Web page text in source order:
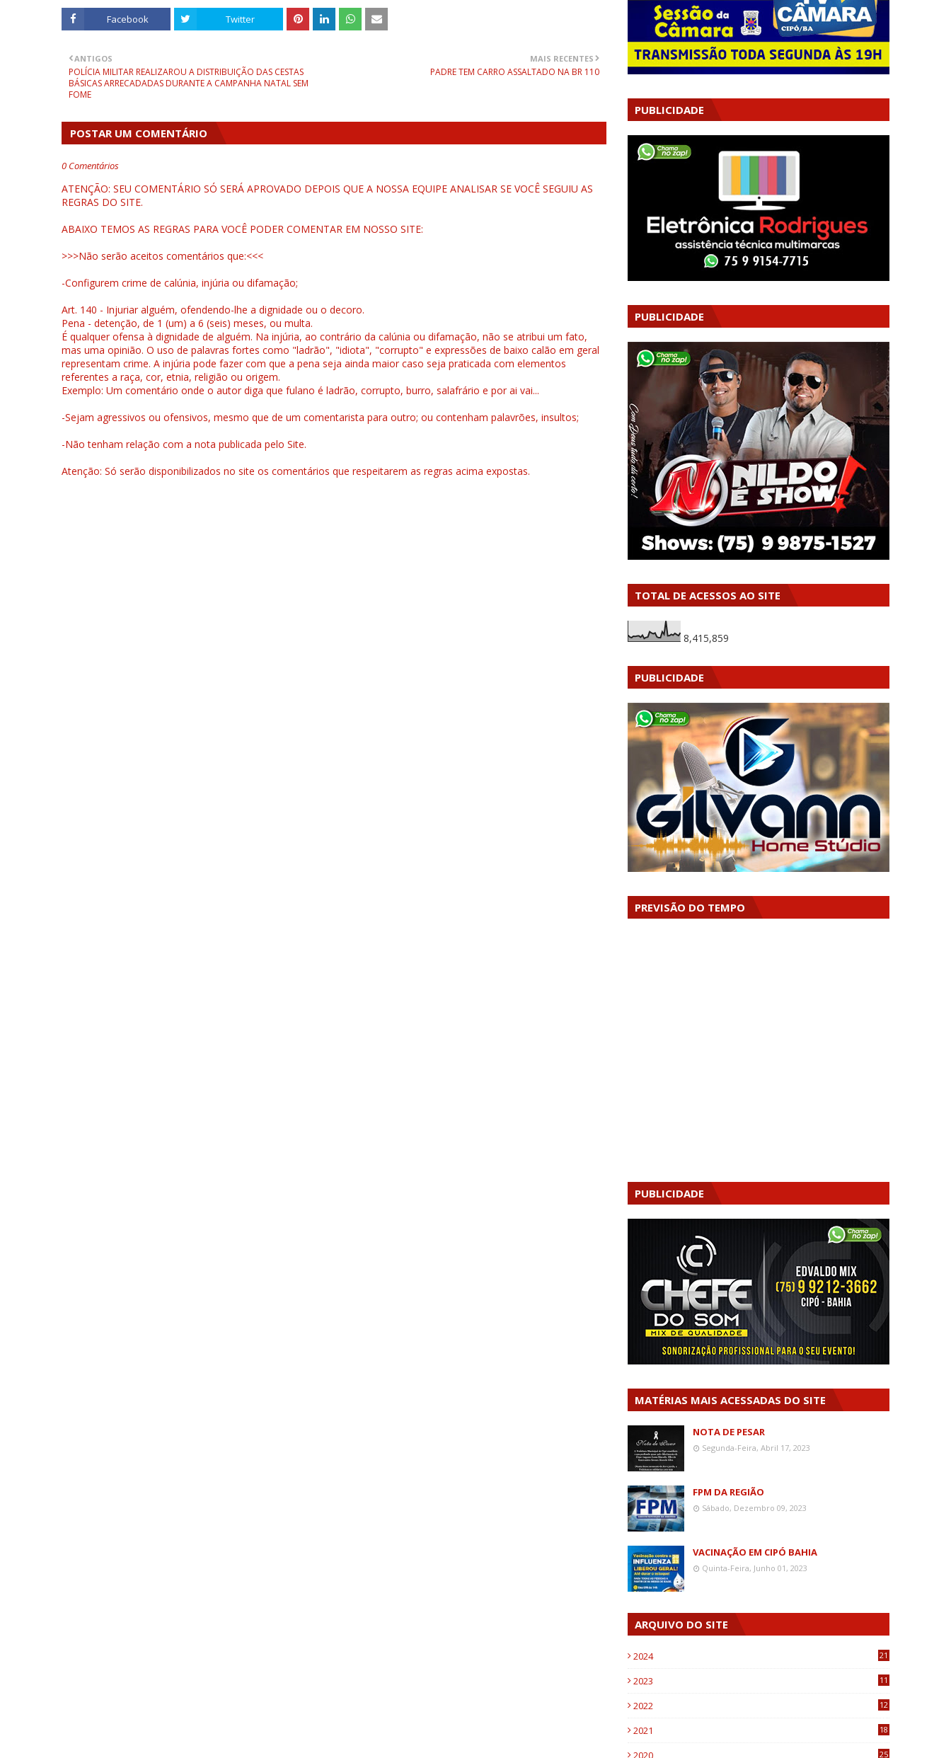
Facebook Twitter
MAIS RECENTES
PADRE TEM CARRO ASSALTADO NA BR 110
ANTIGOS
POLÍCIA MILITAR REALIZAROU A DISTRIBUIÇÃO DAS CESTAS
BÁSICAS ARRECADADAS DURANTE A CAMPANHA NATAL SEM
FOME
POSTAR UM COMENTÁRIO
0 Comentários
ATENÇÃO: SEU COMENTÁRIO SÓ SERÁ APROVADO DEPOIS QUE A NOSSA EQUIPE ANALISAR SE VOCÊ SEGUIU AS
REGRAS DO SITE.
ABAIXO TEMOS AS REGRAS PARA VOCÊ PODER COMENTAR EM NOSSO SITE:
>>>Não serão aceitos comentários que:<<<
-Configurem crime de calúnia, injúria ou difamação;
Art. 140 - Injuriar alguém, ofendendo-lhe a dignidade ou o decoro.
Pena - detenção, de 1 (um) a 6 (seis) meses, ou multa.
É qualquer ofensa à dignidade de alguém. Na injúria, ao contrário da calúnia ou difamação, não se atribui um fato,
mas uma opinião. O uso de palavras fortes como "ladrão", "idiota", "corrupto" e expressões de baixo calão em geral
representam crime. A injúria pode fazer com que a pena seja ainda maior caso seja praticada com elementos
referentes a raça, cor, etnia, religião ou origem.
Exemplo: Um comentário onde o autor diga que fulano é ladrão, corrupto, burro, salafrário e por ai vai...
-Sejam agressivos ou ofensivos, mesmo que de um comentarista para outro; ou contenham palavrões, insultos;
-Não tenham relação com a nota publicada pelo Site.
Atenção: Só serão disponibilizados no site os comentários que respeitarem as regras acima expostas.
PUBLICIDADE
PUBLICIDADE
TOTAL DE ACESSOS AO SITE
8,415,859
PUBLICIDADE
PREVISÃO DO TEMPO
PUBLICIDADE
MATÉRIAS MAIS ACESSADAS DO SITE
NOTA DE PESAR
Segunda-Feira, Abril 17, 2023
FPM DA REGIÃO
Sábado, Dezembro 09, 2023
VACINAÇÃO EM CIPÓ BAHIA
Quinta-Feira, Junho 01, 2023
ARQUIVO DO SITE
2024 21
2023
11
2022
12
2021
18
2020 25